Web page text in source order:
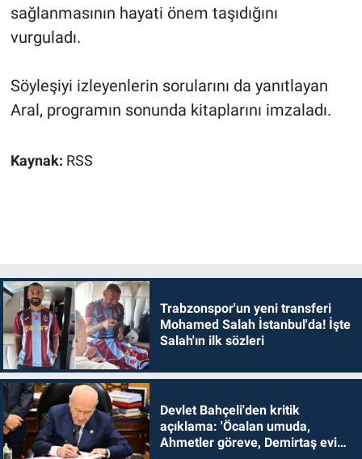
sağlanmasının hayati önem taşıdığını
vurguladı.
Söyleşiyi izleyenlerin sorularını da yanıtlayan
Aral, programın sonunda kitaplarını imzaladı.
Kaynak: RSS
Trabzonspor'un yeni transferi
Mohamed Salah İstanbul'da! İşte
Salah'ın ilk sözleri
Devlet Bahçeli'den kritik
açıklama: 'Öcalan umuda,
Ahmetler göreve, Demirtaş evine